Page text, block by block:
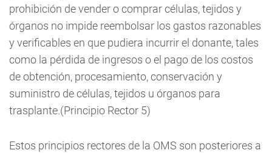
prohibición de vender o comprar células, tejidos y
órganos no impide reembolsar los gastos razonables
y verificables en que pudiera incurrir el donante, tales
como la pérdida de ingresos o el pago de los costos
de obtención, procesamiento, conservación y
suministro de células, tejidos u órganos para
trasplante.(Principio Rector 5)
Estos principios rectores de la OMS son posteriores a